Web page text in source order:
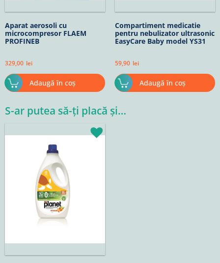
Aparat aerosoli cu
microcompresor FLAEM
PROFINEB
329,00 lei
Adaugă în coș
Compartiment medicatie
pentru nebulizator ultrasonic
EasyCare Baby model YS31
59,90 lei
Adaugă în coș
S-ar putea să-ți placă și…